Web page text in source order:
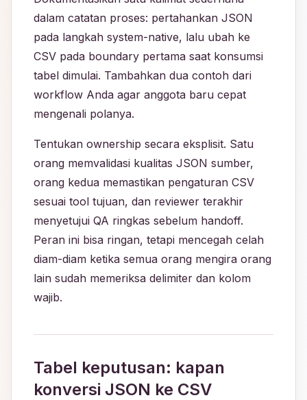
dalam catatan proses: pertahankan JSON
pada langkah system-native, lalu ubah ke
CSV pada boundary pertama saat konsumsi
tabel dimulai. Tambahkan dua contoh dari
workflow Anda agar anggota baru cepat
mengenali polanya.
Tentukan ownership secara eksplisit. Satu
orang memvalidasi kualitas JSON sumber,
orang kedua memastikan pengaturan CSV
sesuai tool tujuan, dan reviewer terakhir
menyetujui QA ringkas sebelum handoff.
Peran ini bisa ringan, tetapi mencegah celah
diam-diam ketika semua orang mengira orang
lain sudah memeriksa delimiter dan kolom
wajib.
Tabel keputusan: kapan
konversi JSON ke CSV